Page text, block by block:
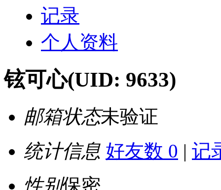
记录
个人资料
铉可心(UID: 9633)
邮箱状态未验证
统计信息 好友数 0 | 记
性别保密